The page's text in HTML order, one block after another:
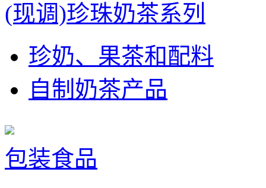
(现调)珍珠奶茶系列
珍奶、果茶和配料
自制奶茶产品
包装食品